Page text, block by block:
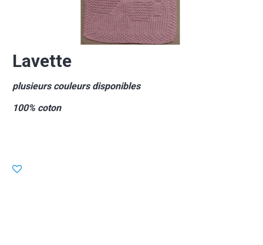
Lavette
plusieurs couleurs disponibles
100% coton